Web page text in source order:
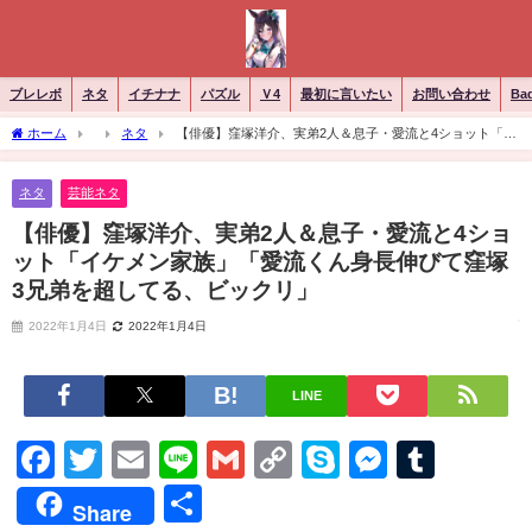
ブレレボ ネタ イチナナ パズル Ｖ4 最初に言いたい お問い合わせ
ホーム ネタ
【俳優】窪塚洋介、実弟2人＆息子・愛流と4ショット「イ
ケメン家族」「愛流くん身長伸びて窪塚3兄弟を超してる、ビックリ」
ネタ 芸能ネタ
【俳優】窪塚洋介、実弟2人＆息子・愛流と4ショ
ット「イケメン家族」「愛流くん身長伸びて窪塚
3兄弟を超してる、ビックリ」
2022年1月4日 2022年1月4日
LINE
Facebook
Twitter
EmailLineGmailCopySkype
Share